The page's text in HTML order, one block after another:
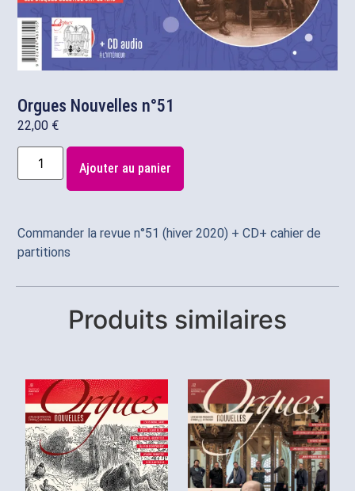
Orgues Nouvelles n°51
22,00 €
Ajouter au panier
Commander la revue n°51 (hiver 2020) + CD+ cahier de
partitions
Produits similaires